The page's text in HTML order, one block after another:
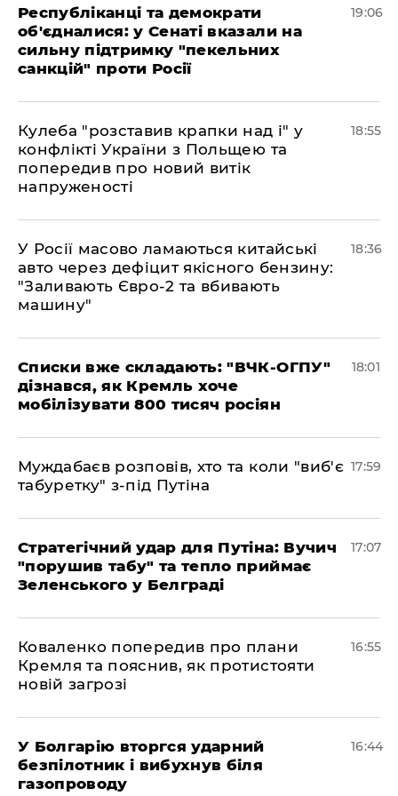
Республіканці та демократи
об'єдналися: у Сенаті вказали на
сильну підтримку "пекельних
санкцій" проти Росії
19:06
Кулеба "розставив крапки над і" у
конфлікті України з Польщею та
попередив про новий витік
напруженості
18:55
У Росії масово ламаються китайські
авто через дефіцит якісного бензину:
"Заливають Євро-2 та вбивають
машину"
18:36
Списки вже складають: "ВЧК-ОГПУ"
дізнався, як Кремль хоче
мобілізувати 800 тисяч росіян
18:01
Муждабаєв розповів, хто та коли "виб'є
табуретку" з-під Путіна
17:59
Стратегічний удар для Путіна: Вучич
"порушив табу" та тепло приймає
Зеленського у Белграді
17:07
Коваленко попередив про плани
Кремля та пояснив, як протистояти
новій загрозі
16:55
У Болгарію вторгся ударний
безпілотник і вибухнув біля
газопроводу
16:44